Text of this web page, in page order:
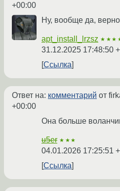
+00:00
Ну, вообще да,
apt_install_lrzsz
31.12.2025 17:48:50
Ссылка
Ответ на: комментарий от
+00:00
Она больше
u5er ★★★
04.01.2026 17:25:51
Ссылка